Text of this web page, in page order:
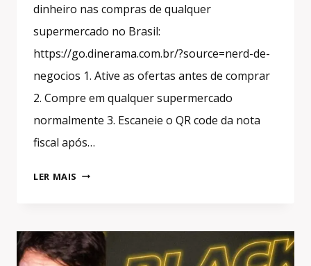
dinheiro nas compras de qualquer
supermercado no Brasil:
https://go.dinerama.com.br/?source=nerd-de-
negocios 1. Ative as ofertas antes de comprar
2. Compre em qualquer supermercado
normalmente 3. Escaneie o QR code da nota
fiscal após…
LER MAIS CERVEJA
QUAL
O